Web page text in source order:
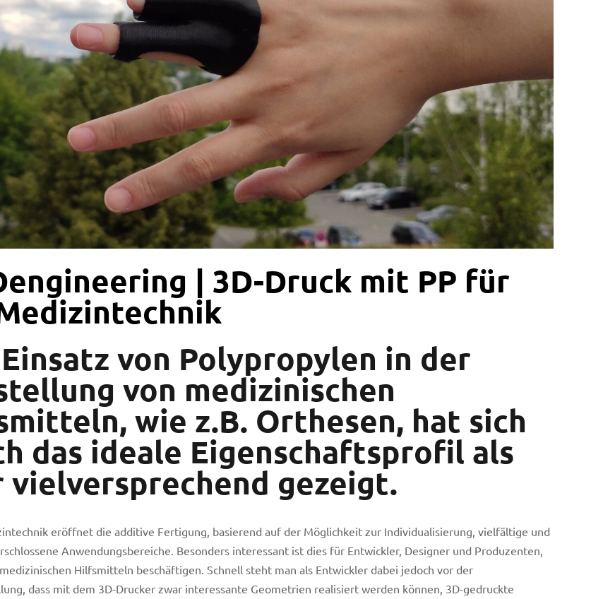
| 3D-Druck mit PP für
von Polypropylen in der
von medizinischen
wie z.B. Orthesen, hat sich
das ideale Eigenschaftsprofil als
vielversprechend gezeigt.
eröffnet die additive Fertigung, basierend auf der Möglichkeit zur Individualisierung, vielfältige und
Anwendungsbereiche. Besonders interessant ist dies für Entwickler, Designer und Produzenten,
Hilfsmitteln beschäftigen. Schnell steht man als Entwickler dabei jedoch vor der
dass mit dem 3D-Drucker zwar interessante Geometrien realisiert werden können, 3D-gedruckte